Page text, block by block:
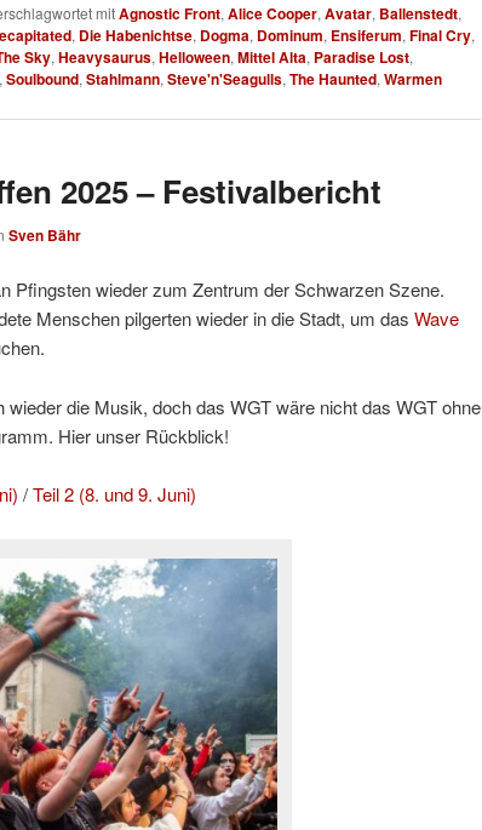
mitAgnostic Front, Alice Cooper, Avatar, Ballenstedt,
, Die Habenichtse, Dogma, Dominum, Ensiferum, Final Cry,
Sky, Heavysaurus, Helloween, Mittel Alta, Paradise Lost,
, Soulbound, Stahlmann, Steve'n'Seagulls, The Haunted, Warmen
2025 – Festivalbericht
Sven Bähr
Pfingsten wieder zum Zentrum der Schwarzen Szene.
Menschen pilgerten wieder in die Stadt, um das Wave
wieder die Musik, doch das WGT wäre nicht das WGT ohne
Hier unser Rückblick!
/Teil 2 (8. und 9. Juni)